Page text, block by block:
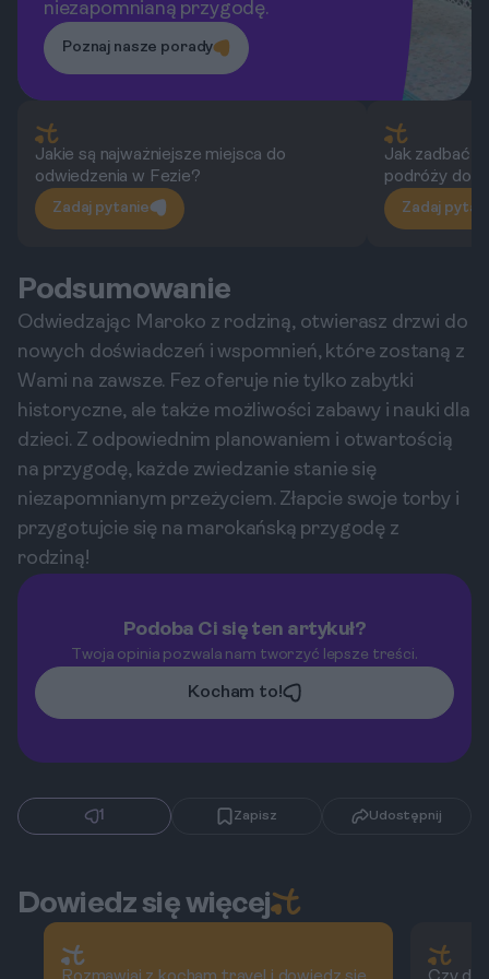
niezapomnianą przygodę.
Poznaj nasze porady
Jakie są najważniejsze miejsca do
odwiedzenia w Fezie?
Zadaj pytanie
Jak zadbać
podróży do
Zadaj
Podsumowanie
Odwiedzając Maroko z rodziną, otwierasz drzwi do
nowych doświadczeń i wspomnień, które zostaną z
Wami na zawsze. Fez oferuje nie tylko zabytki
historyczne, ale także możliwości zabawy i nauki dla
dzieci. Z odpowiednim planowaniem i otwartością
na przygodę, każde zwiedzanie stanie się
niezapomnianym przeżyciem. Złapcie swoje torby i
przygotujcie się na marokańską przygodę z
rodziną!
Podoba Ci się ten artykuł?
Twoja opinia pozwala nam tworzyć lepsze treści.
Kocham to!
1 Zapisz Udostępnij
Dowiedz się więcej